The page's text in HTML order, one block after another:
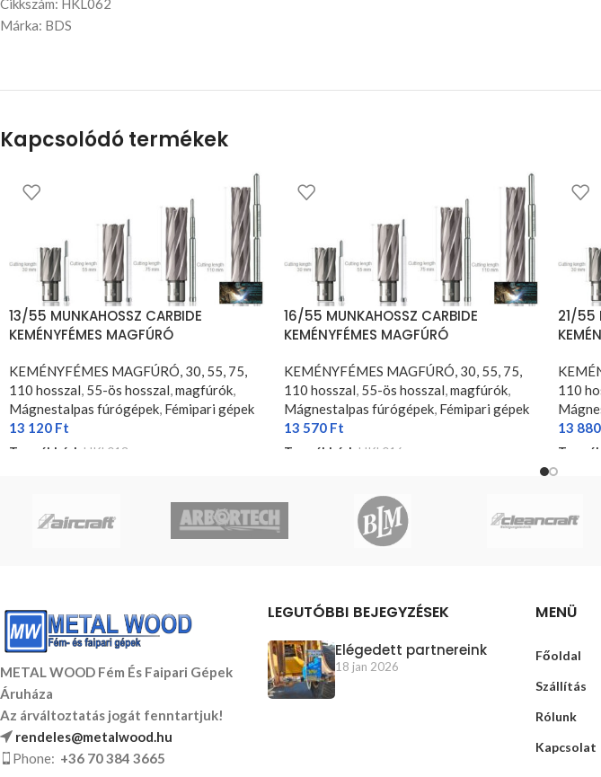
Cikkszám: HKL062
Márka: BDS
Kapcsolódó termékek
13/55 MUNKAHOSSZ CARBIDE
KEMÉNYFÉMES MAGFÚRÓ
KEMÉNYFÉMES MAGFÚRÓ, 30, 55, 75,
110 hosszal, 55-ös hosszal,magfúrók,
Mágnestalpas fúrógépek, Fémipari gépek
13 120 Ft
Termékkód: HKL013
16/55 MUNKAHOSSZ CARBIDE
KEMÉNYFÉMES MAGFÚRÓ
KEMÉNYFÉMES MAGFÚRÓ, 30, 55, 75,
110 hosszal, 55-ös hosszal,magfúrók,
Mágnestalpas fúrógépek, Fémipari gépek
13 570 Ft
Termékkód: HKL016
21/55
110
13 880
METAL WOOD Fém És Faipari Gépek
Áruháza
Az árváltoztatás jogát fenntartjuk!
rendeles@metalwood.hu
Phone: +36 70 384 3665
LEGUTÓBBI BEJEGYZÉSEK
Elégedett partnereink
18 jan 2026
MENÜ
Főoldal
Szállítás
Rólunk
Kapcsolat